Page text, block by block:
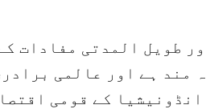
طویل المدتی مفادات
مند ہے اور عالمی
کے قومی